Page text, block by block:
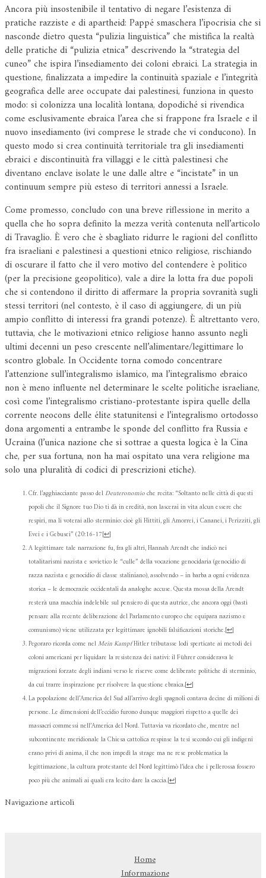
Ancora più insostenibile il tentativo di negare l’esistenza di
pratiche razziste e di apartheid: Pappé smaschera l’ipocrisia che si
nasconde dietro questa “pulizia linguistica” che mistifica la realtà
delle pratiche di “pulizia etnica” descrivendo la “strategia del
cuneo” che ispira l’insediamento dei coloni ebraici. La strategia in
questione, finalizzata a impedire la continuità spaziale e l’integrità
geografica delle aree occupate dai palestinesi, funziona in questo
modo: si colonizza una località lontana, dopodiché si rivendica
come esclusivamente ebraica l’area che si frappone fra Israele e il
nuovo insediamento (ivi comprese le strade che vi conducono). In
questo modo si crea continuità territoriale tra gli insediamenti
ebraici e discontinuità fra villaggi e le città palestinesi che
diventano enclave isolate le une dalle altre e “incistate” in un
continuum sempre più esteso di territori annessi a Israele.
Come promesso, concludo con una breve riflessione in merito a
quella che ho sopra definito la mezza verità contenuta nell’articolo
di Travaglio. È vero che è sbagliato ridurre le ragioni del conflitto
fra israeliani e palestinesi a questioni etnico religiose, rischiando
di oscurare il fatto che il vero motivo del contendere è politico
(per la precisione geopolitico), vale a dire la lotta fra due popoli
che si contendono il diritto di affermare la propria sovranità sugli
stessi territori (nel contesto, è il caso di aggiungere, di un più
ampio conflitto di interessi fra grandi potenze). È altrettanto vero,
tuttavia, che le motivazioni etnico religiose hanno assunto negli
ultimi decenni un peso crescente nell’alimentare/legittimare lo
scontro globale. In Occidente torna comodo concentrare
l’attenzione sull’integralismo islamico, ma l’integralismo ebraico
non è meno influente nel determinare le scelte politiche israeliane,
così come l’integralismo cristiano-protestante ispira quelle della
corrente neocons delle élite statunitensi e l’integralismo ortodosso
dona argomenti a entrambe le sponde del conflitto fra Russia e
Ucraina (l’unica nazione che si sottrae a questa logica è la Cina
che, per sua fortuna, non ha mai ospitato una vera religione ma
solo una pluralità di codici di prescrizioni etiche).
Cfr. l’agghiacciante passo del Deuteronomioche recita: “Soltanto nelle città di questi
popoli che il Signore tuo Dio ti dà in eredità, non lascerai in vita alcun essere che
respiri, ma li voterai allo sterminio: cioè gli Hittiti, gli Amorrei, i Cananei, i Perizziti, gli
Evei e i Gebusei” (20:16-17[↩]
A legittimare tale narrazione fu, fra gli altri, Hannah Arendt che indicò nei
totalitarismi nazista e sovietico le “culle” della vocazione genocidaria (genocidio di
razza nazista e genocidio di classe staliniano), assolvendo – in barba a ogni evidenza
storica – le democrazie occidentali da analoghe accuse. Questa mossa della Arendt
resterà una macchia indelebile sul pensiero di questa autrice, che ancora oggi (basti
pensare alla recente deliberazione del Parlamento europeo che equipara nazismo e
comunismo) viene utilizzata per legittimare ignobili falsificazioni storiche.[↩]
Pegoraro ricorda come nelMein KampfHitler tributasse lodi sperticate ai metodi dei
coloni americani per liquidare la resistenza dei nativi: il Führer considerava le
migrazioni forzate degli indiani verso le riserve come deliberate politiche di sterminio,
da cui trarre inspirazione per risolvere la questione ebraica.[↩]
La popolazione dell’America del Sud all’arrivo degli spagnoli contava decine di milioni di
persone. Le dimensioni dell’eccidio furono dunque maggiori rispetto a quelle dei
massacri commessi nell’America del Nord. Tuttavia va ricordato che, mentre nel
subcontinente meridionale la Chiesa cattolica respinse la tesi secondo cui gli indigeni
erano privi di anima, il che non impedì la strage ma ne rese problematica la
legittimazione, la cultura protestante del Nord legittimò l’idea che i pellerossa fossero
poco più che animali ai quali era lecito dare la caccia.[↩]
Navigazione articoli
Home
Informazione